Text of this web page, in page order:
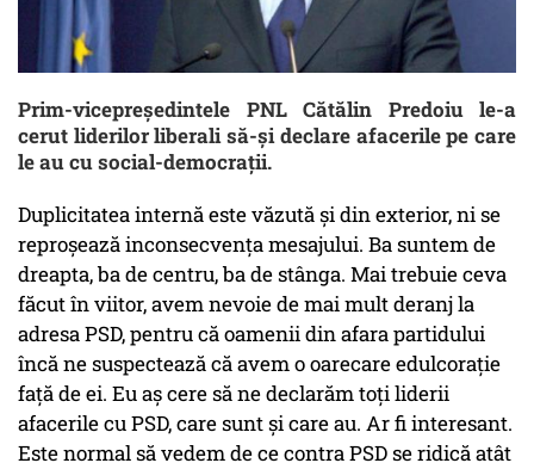
Prim-vicepreşedintele PNL Cătălin Predoiu le-a
cerut liderilor liberali să-şi declare afacerile pe care
le au cu social-democraţii.
Duplicitatea internă este văzută şi din exterior, ni se
reproşează inconsecvenţa mesajului. Ba suntem de
dreapta, ba de centru, ba de stânga. Mai trebuie ceva
făcut în viitor, avem nevoie de mai mult deranj la
adresa PSD, pentru că oamenii din afara partidului
încă ne suspectează că avem o oarecare edulcoraţie
faţă de ei. Eu aş cere să ne declarăm toţi liderii
afacerile cu PSD, care sunt şi care au. Ar fi interesant.
Este normal să vedem de ce contra PSD se ridică atât